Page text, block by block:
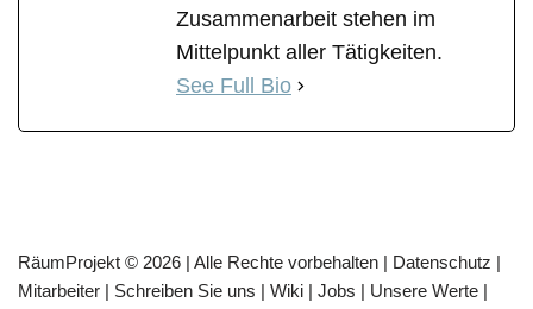
Zusammenarbeit stehen im
Mittelpunkt aller Tätigkeiten.
See Full Bio
RäumProjekt © 2026 | Alle Rechte vorbehalten | Datenschutz |
Mitarbeiter | Schreiben Sie uns | Wiki | Jobs | Unsere Werte |